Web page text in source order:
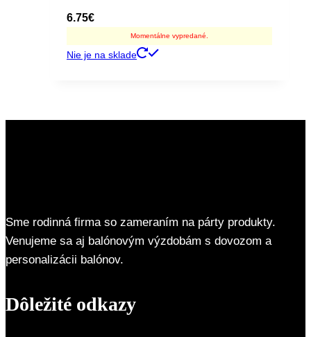
6.75€
Momentálne vypredané.
Nie je na sklade
Sme rodinná firma so zameraním na párty produkty.
Venujeme sa aj balónovým výzdobám s dovozom a
personalizácii balónov.
Dôležité odkazy